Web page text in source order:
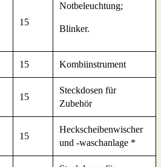
15
Notbeleuchtung;
Blinker.
15 Kombiinstrument
15
Steckdosen für
Zubehör
15
Heckscheibenwischer
und -waschanlage *